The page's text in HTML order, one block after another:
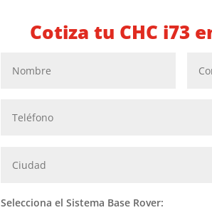
Cotiza tu CHC i73
Selecciona el Sistema Base Rover: